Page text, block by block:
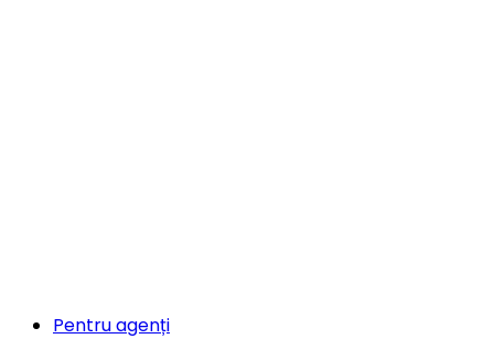
Pentru agenți